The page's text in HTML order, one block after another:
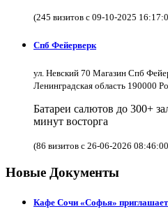
(245 визитов с 09-10-2025
Спб Фейерверк
ул. Невский 70 Магазин Спб
Ленинградская область 190000
Батареи салютов до 300+
минут восторга
(86 визитов с 26-06-2026
Новые Документы
Кафе Сочи «Софья» приглашает